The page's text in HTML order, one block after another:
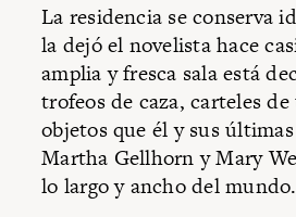
La residencia se conserva
la dejó el novelista hace
amplia y fresca sala está
trofeos de caza, carteles
objetos que él y sus últimas
Martha Gellhorn y Mary
lo largo y ancho del mundo.